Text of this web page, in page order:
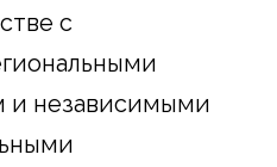
с
и независимыми